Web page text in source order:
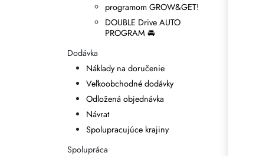
programom GROW&GET!
DOUBLE Drive AUTO
PROGRAM 🚘
Dodávka
Náklady na doručenie
Veľkoobchodné dodávky
Odložená objednávka
Návrat
Spolupracujúce krajiny
Spolupráca